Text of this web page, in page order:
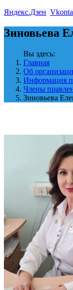
Яндекс.Дзен
Зиновьева
Вы здесь:
Главная
Об
Информация
Члены
Зиновьева